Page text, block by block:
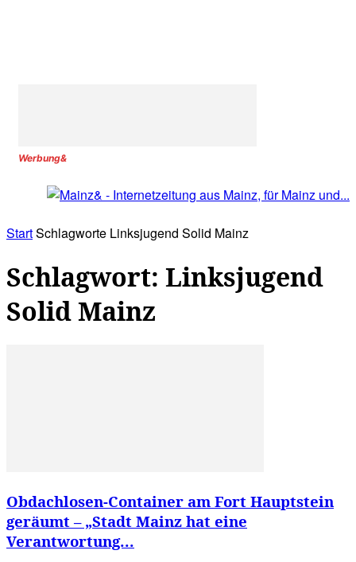
Werbung&
StartSchlagworte Linksjugend Solid Mainz
Schlagwort: Linksjugend
Solid Mainz
Obdachlosen-Container am Fort Hauptstein
geräumt – „Stadt Mainz hat eine
Verantwortung...